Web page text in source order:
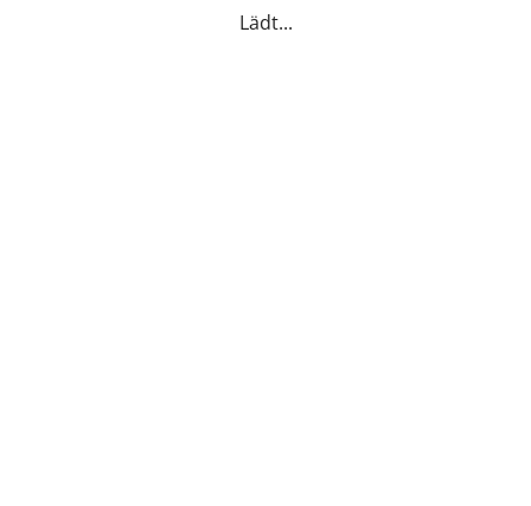
Lädt...